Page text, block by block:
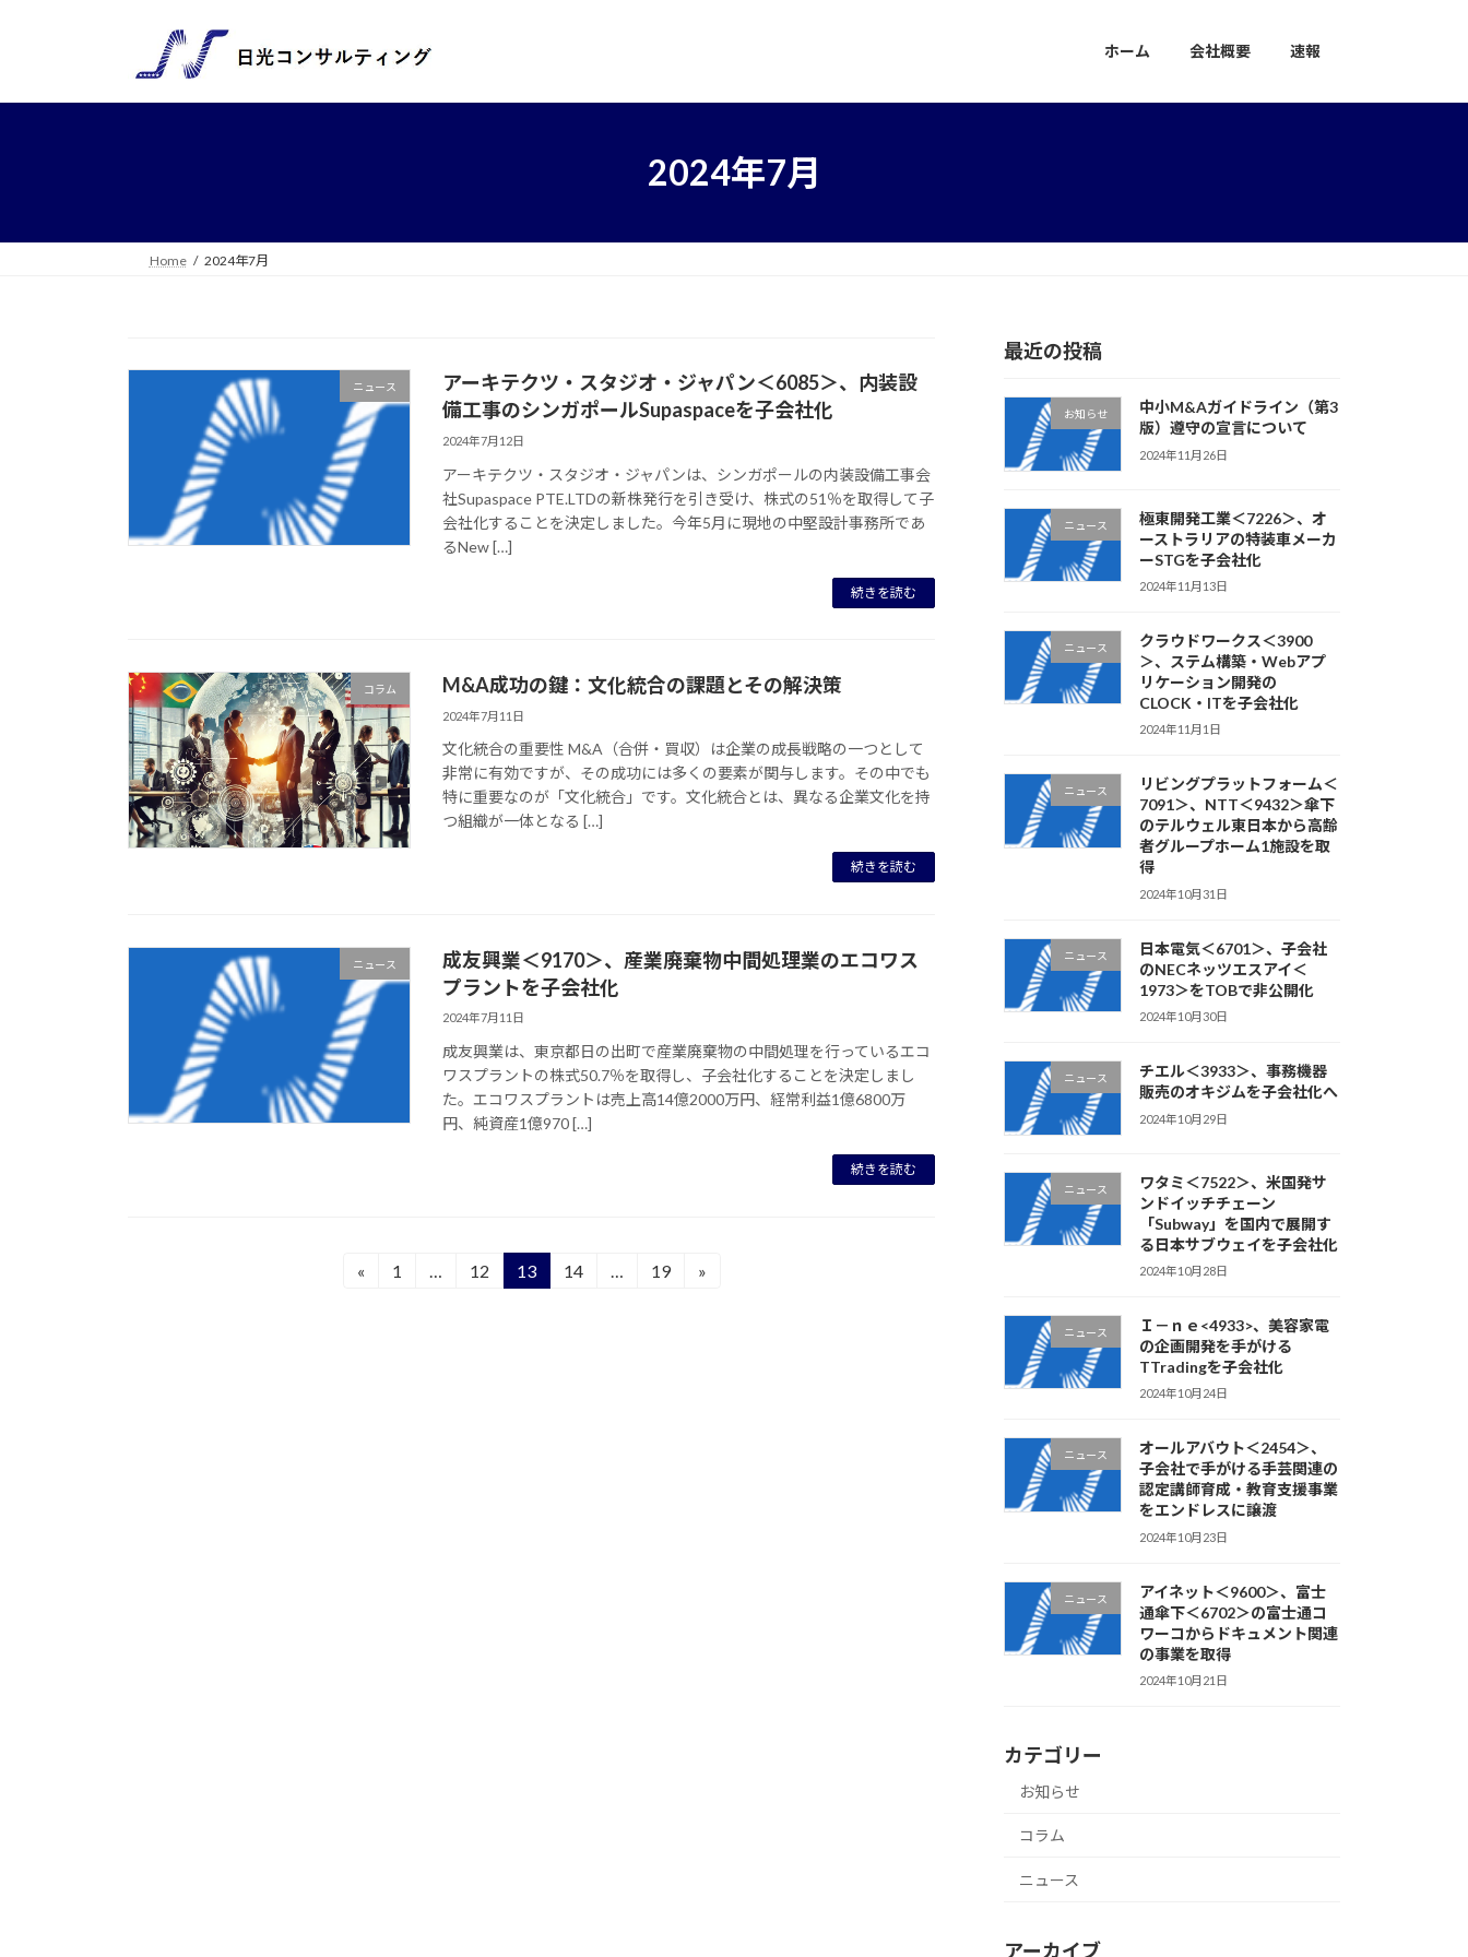
プ
動
ホーム 会社概要 速報
2024年7月
Home 2024年7月
ニュース
アーキテクツ・スタジオ・ジャパン＜6085＞、内装設
備工事のシンガポールSupaspaceを子会社化
2024年7月12日
アーキテクツ・スタジオ・ジャパンは、シンガポールの内装設備工事会
社Supaspace PTE.LTDの新株発行を引き受け、株式の51％を取得して子
会社化することを決定しました。今年5月に現地の中堅設計事務所であ
るNew […]
続きを読む
コラム M&A成功の鍵：文化統合の課題とその解決策
2024年7月11日
文化統合の重要性 M&A（合併・買収）は企業の成長戦略の一つとして
非常に有効ですが、その成功には多くの要素が関与します。その中でも
特に重要なのが「文化統合」です。文化統合とは、異なる企業文化を持
つ組織が一体となる […]
続きを読む
ニュース
成友興業＜9170＞、産業廃棄物中間処理業のエコワス
プラントを子会社化
2024年7月11日
成友興業は、東京都日の出町で産業廃棄物の中間処理を行っているエコ
ワスプラントの株式50.7％を取得し、子会社化することを決定しまし
た。エコワスプラントは売上高14億2000万円、経常利益1億6800万
円、純資産1億970 […]
続きを読む
«
固
1 …
固
12
固
13
固
14 …
固
19 »
最近の投稿
お知らせ
中小M&Aガイドライン（第3
版）遵守の宣言について
2024年11月26日
ニュース
極東開発工業＜7226＞、オ
ーストラリアの特装車メーカ
ーSTGを子会社化
2024年11月13日
ニュース
クラウドワークス＜3900
＞、ステム構築・Webアプ
リケーション開発の
CLOCK・ITを子会社化
2024年11月1日
ニュース
リビングプラットフォーム＜
7091＞、NTT＜9432＞傘下
のテルウェル東日本から高齢
者グループホーム1施設を取
得
2024年10月31日
ニュース
日本電気＜6701＞、子会社
のNECネッツエスアイ＜
1973＞をTOBで非公開化
2024年10月30日
ニュース
チエル＜3933＞、事務機器
販売のオキジムを子会社化へ
2024年10月29日
ニュース
ワタミ＜7522＞、米国発サ
ンドイッチチェーン
「Subway」を国内で展開す
る日本サブウェイを子会社化
2024年10月28日
ニュース
Ｉ－ｎｅ<4933>、美容家電
の企画開発を手がける
TTradingを子会社化
2024年10月24日
ニュース
オールアバウト＜2454＞、
子会社で手がける手芸関連の
認定講師育成・教育支援事業
をエンドレスに譲渡
2024年10月23日
ニュース
アイネット＜9600＞、富士
通傘下＜6702＞の富士通コ
ワーコからドキュメント関連
の事業を取得
2024年10月21日
カテゴリー
お知らせ
コラム
ニュース
アーカイブ